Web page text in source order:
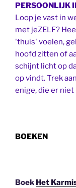
PERSOONLIJK
Loop je vast in
met jeZELF?
'thuis' voelen,
hoofd zitten of
schijnt licht op
op vindt. Trek
enige, die er
BOEKEN
Boek Het